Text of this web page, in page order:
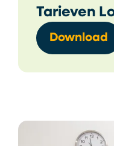
Tarieven
Download